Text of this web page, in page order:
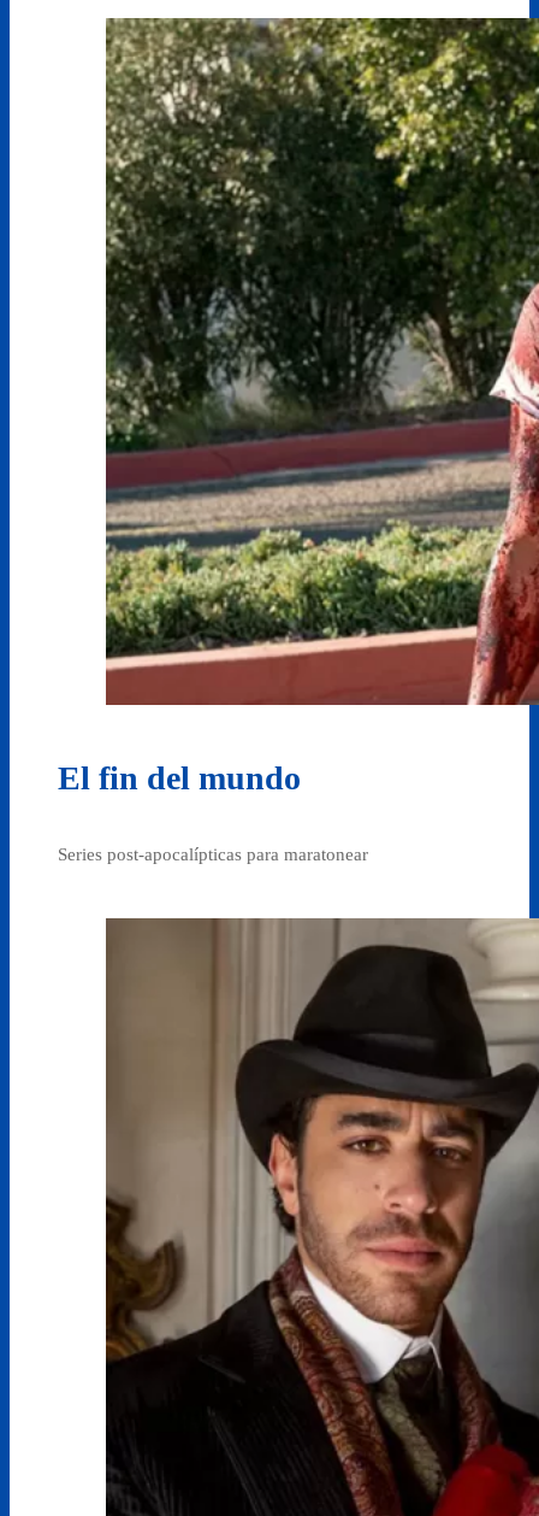
El fin del mundo
Series post-apocalípticas para maratonear